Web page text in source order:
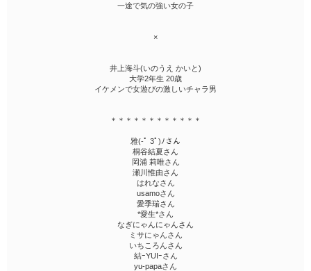
一途で気の強い女の子
×
井上海斗(いのうえ かいと)
大学2年生 20歳
イケメンで女遊びの激しいチャラ男
＊＊＊＊＊＊＊＊＊＊＊＊
雅(-ﾟ 3ﾟ)ﾉさん
桐谷結夏さん
岡浦 莉唯さん
瀬川惟由さん
はれなさん
usamoさん
愛季瑞さん
*愛生*さん
なぎにゃんにゃんさん
ミサにゃんさん
いちころんさん
結ｰYUIｰさん
yu-papaさん